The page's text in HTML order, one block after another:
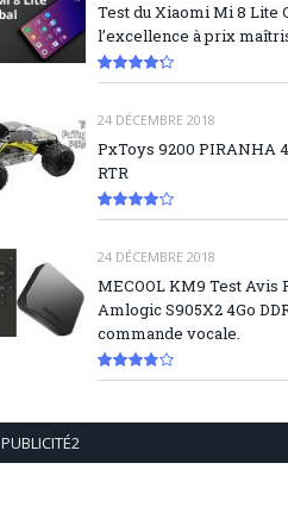
Test du Xiaomi Mi 8 Lite
l’excellence à prix
24 DÉCEMBRE 2018
PxToys 9200 PIRANHA
RTR
24 DÉCEMBRE 2018
MECOOL KM9 Test Avis
Amlogic S905X2 4Go
commande vocale.
PUBLICITÉ2